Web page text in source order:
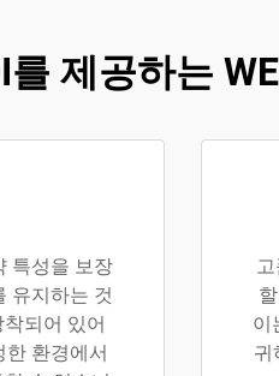
를 제공하는
특성을 보장
유지하는 것
되어 있어
환경에서
이
귀